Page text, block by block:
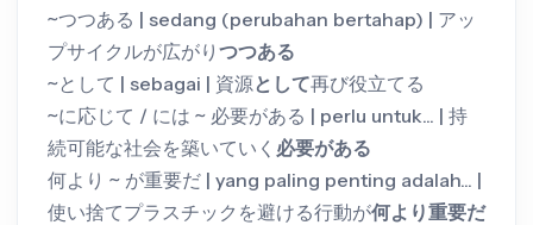
~つつある | sedang (perubahan bertahap) | アッ
プサイクルが広がり つつある
~として | sebagai | 資源として再び役立てる
~に応じて / には ~ 必要がある | perlu untuk... | 持
続可能な社会を築いていく 必要がある
何より ~ が重要だ | yang paling penting adalah... |
使い捨てプラスチックを避ける行動が何より重要だ